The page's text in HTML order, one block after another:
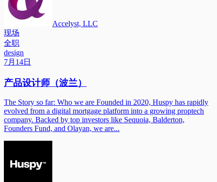
Accelyst, LLC
现场
全职
design
7月14日
产品设计师（波兰）
The Story so far: Who we are Founded in 2020, Huspy has rapidly
evolved from a digital mortgage platform into a growing proptech
company. Backed by top investors like Sequoia, Balderton,
Founders Fund, and Olayan, we are...